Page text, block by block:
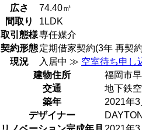
広さ
74.40㎡
間取り
1LDK
取引態様専任媒介
契約形態定期借家契約(3年 再契
現況
入居中 ≫ 空室待ち申し
建物住所
福岡市
交通
地下鉄
築年
2021年3
デザイナー